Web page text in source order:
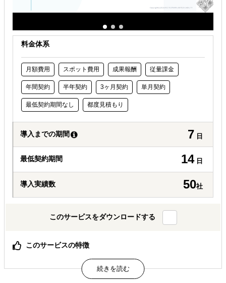
料金体系
月額費用 スポット費用 成果報酬 従量課金
年間契約 半年契約 3ヶ月契約 単月契約
最低契約期間なし 都度見積もり
導入までの期間 7 日
最低契約期間 14日
導入実績数 50社
このサービスをダウンロードする
このサービスの特徴
【堅牢な実績とネットワーク】【変容する市場への洞察】
【勝つための戦略アプローチ】を武器に、戦略立案から現
場の泥臭い調整までを一気通貫でサポート